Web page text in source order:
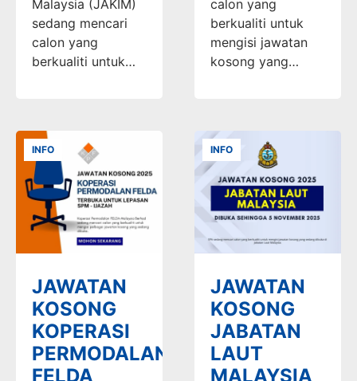
Malaysia (JAKIM)
sedang mencari
calon yang
berkualiti untuk…
calon yang
berkualiti untuk
mengisi jawatan
kosong yang…
INFO
JAWATAN
KOSONG
KOPERASI
PERMODALAN
FELDA
INFO
JAWATAN
KOSONG
JABATAN
LAUT
MALAYSIA